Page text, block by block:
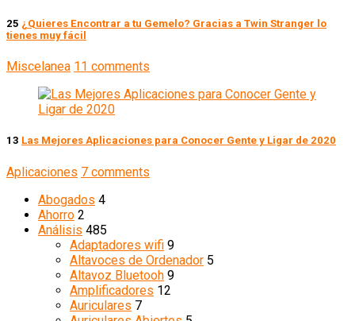
25 ¿Quieres Encontrar a tu Gemelo? Gracias a Twin Stranger lo
tienes muy fácil
Miscelanea 11 comments
13 Las Mejores Aplicaciones para Conocer Gente y Ligar de 2020
Aplicaciones 7 comments
Abogados 4
Ahorro 2
Análisis 485
Adaptadores wifi 9
Altavoces de Ordenador 5
Altavoz Bluetooh 9
Amplificadores 12
Auriculares 7